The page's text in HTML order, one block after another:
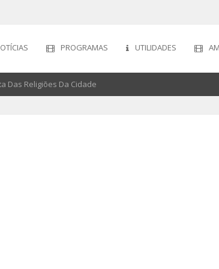
PROGRAMAS UTILIDADES
Das Religiões Da Cidade